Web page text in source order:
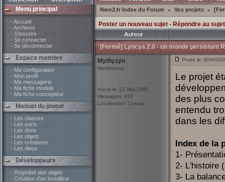
Menu principal
- Accueil
- Archives
- S'inscrire
- Se connecter
- Se déconnecter
Espace membre
- Ma configuration
- Mon profil
- Ma messagerie
- Ma fiche module
- Ma fiche concepteur
Manuel du joueur
- Les classes
- Les sorts
- Les dons
- Les objets
- Les créatures
- Les dieux
Développeurs
- Propriété des objets
- Création d'un installeur
Nwn2.fr Index du Forum » Vos projets »
Poster un nouveau sujet- Répondre au sujet
[Fermé] Lyncya 2.0 - un monde persistant
Mythyzyn
Modérateur
Inscrit le: 22 Mai 2005
Messages: 416
Localisation: Lyncya
Posté le: 8/04/
Le projet
des plus
entendu
dans les
Index de la
1-
2- L'histoire
3- La